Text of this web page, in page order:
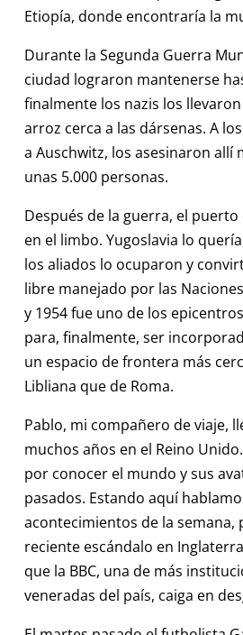
Etiopía, donde encontraría la
Durante la Segunda Guerra
ciudad lograron mantenerse
finalmente los nazis los
arroz cerca a las dársenas. A
a Auschwitz, los asesinaron allí
unas 5.000 personas.
Después de la guerra, el
en el limbo. Yugoslavia lo
los aliados lo ocuparon y
libre manejado por las
y 1954 fue uno de los
para, finalmente, ser
un espacio de frontera más
Libliana que de Roma.
Pablo, mi compañero de viaje,
muchos años en el Reino
por conocer el mundo y sus
pasados. Estando aquí
acontecimientos de la semana,
reciente escándalo en
que la BBC, una de más
veneradas del país, caiga en